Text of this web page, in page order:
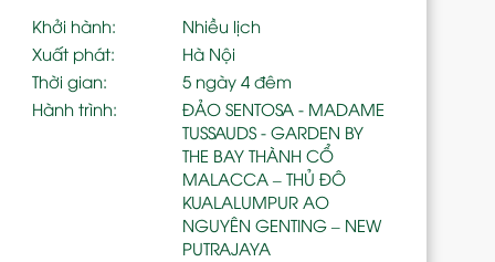
Khởi hành:
Nhiều lịch
Xuất phát:
Hà Nội
Thời gian:
5 ngày 4 đêm
Hành trình:
ĐẢO SENTOSA - MADAME
TUSSAUDS - GARDEN BY
THE BAY THÀNH CỔ
MALACCA – THỦ ĐÔ
KUALALUMPUR AO
NGUYÊN GENTING – NEW
PUTRAJAYA